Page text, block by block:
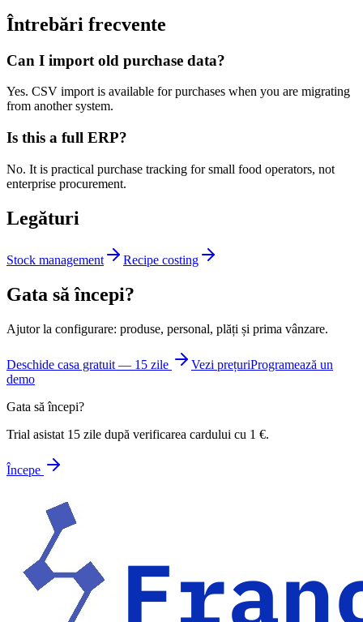
Întrebări frecvente
Can I import old purchase data?
Yes. CSV import is available for purchases when you are migrating
from another system.
Is this a full ERP?
No. It is practical purchase tracking for small food operators, not
enterprise procurement.
Legături
Stock management Recipe costing
Gata să începi?
Ajutor la configurare: produse, personal, plăți și prima vânzare.
Deschide casa gratuit — 15 zile Vezi prețuriProgramează un
demo
Gata să începi?
Trial asistat 15 zile după verificarea cardului cu 1 €.
Începe